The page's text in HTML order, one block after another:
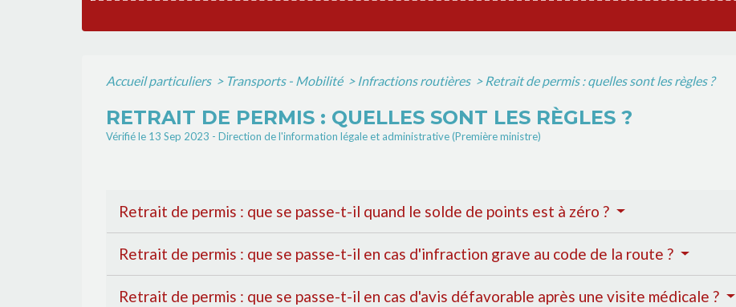
Accueil particuliers > Transports - Mobilité > Infractions routières > Retrait de permis : quelles sont les règles ?
RETRAIT DE PERMIS : QUELLES SONT LES RÈGLES ?
Vérifié le 13 Sep 2023 - Direction de l'information légale et administrative (Première ministre)
Retrait de permis : que se passe-t-il quand le solde de points est à zéro ?
Retrait de permis : que se passe-t-il en cas d'infraction grave au code de la route ?
Retrait de permis : que se passe-t-il en cas d'avis défavorable après une visite médicale ?